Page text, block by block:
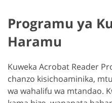
Programu ya
Haramu
Kuweka Acrobat Reader
chanzo kisichoaminika,
wa wahalifu wa mtandao.